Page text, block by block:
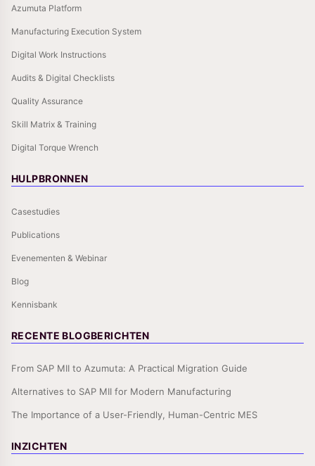
Azumuta Platform
Manufacturing Execution System
Digital Work Instructions
Audits & Digital Checklists
Quality Assurance
Skill Matrix & Training
Digital Torque Wrench
HULPBRONNEN
Casestudies
Publications
Evenementen & Webinar
Blog
Kennisbank
RECENTE BLOGBERICHTEN
From SAP MII to Azumuta: A Practical Migration Guide
Alternatives to SAP MII for Modern Manufacturing
The Importance of a User-Friendly, Human-Centric MES
INZICHTEN